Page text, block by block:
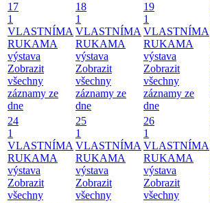
17
1
VLASTNÍMA
RUKAMA
výstava
Zobrazit
všechny
záznamy ze
dne
18
1
VLASTNÍMA
RUKAMA
výstava
Zobrazit
všechny
záznamy ze
dne
19
1
VLASTNÍMA
RUKAMA
výstava
Zobrazit
všechny
záznamy ze
dne
24
1
VLASTNÍMA
RUKAMA
výstava
Zobrazit
všechny
25
1
VLASTNÍMA
RUKAMA
výstava
Zobrazit
všechny
26
1
VLASTNÍMA
RUKAMA
výstava
Zobrazit
všechny